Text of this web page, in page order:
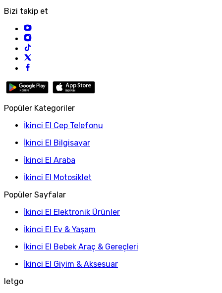
Bizi takip et
Popüler Kategoriler
İkinci El Cep Telefonu
İkinci El Bilgisayar
İkinci El Araba
İkinci El Motosiklet
Popüler Sayfalar
İkinci El Elektronik Ürünler
İkinci El Ev & Yaşam
İkinci El Bebek Araç & Gereçleri
İkinci El Giyim & Aksesuar
letgo